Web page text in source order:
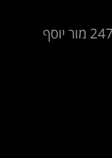
'תובענה ייצוגית'- ת"צ 24765-02-22 מור יוסף